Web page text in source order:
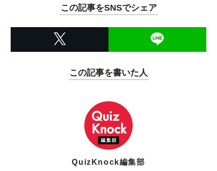
この記事をSNSでシェア
この記事を書いた人
QuizKnock編集部